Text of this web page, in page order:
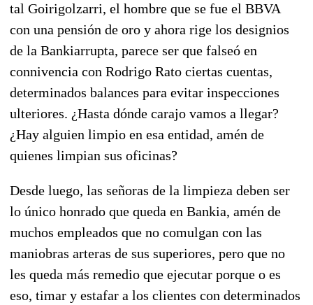
tal Goirigolzarri, el hombre que se fue el BBVA
con una pensión de oro y ahora rige los designios
de la Bankiarrupta, parece ser que falseó en
connivencia con Rodrigo Rato ciertas cuentas,
determinados balances para evitar inspecciones
ulteriores. ¿Hasta dónde carajo vamos a llegar?
¿Hay alguien limpio en esa entidad, amén de
quienes limpian sus oficinas?
Desde luego, las señoras de la limpieza deben ser
lo único honrado que queda en Bankia, amén de
muchos empleados que no comulgan con las
maniobras arteras de sus superiores, pero que no
les queda más remedio que ejecutar porque o es
eso, timar y estafar a los clientes con determinados